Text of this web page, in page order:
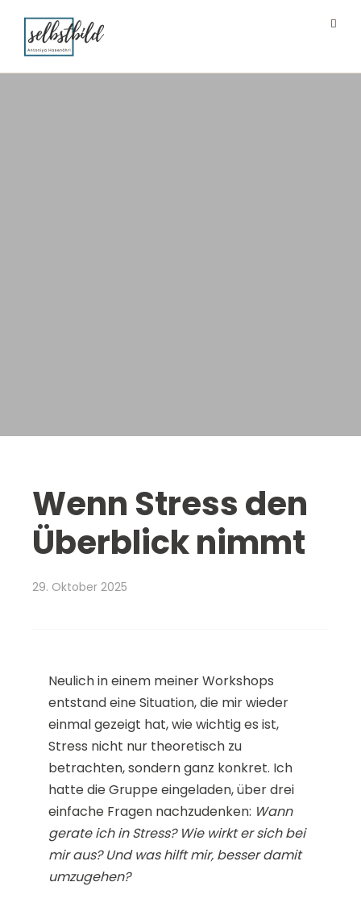
Wenn Stress den
Überblick nimmt
29. Oktober 2025
Neulich in einem meiner Workshops
entstand eine Situation, die mir wieder
einmal gezeigt hat, wie wichtig es ist,
Stress nicht nur theoretisch zu
betrachten, sondern ganz konkret. Ich
hatte die Gruppe eingeladen, über drei
einfache Fragen nachzudenken: Wann
gerate ich in Stress? Wie wirkt er sich bei
mir aus? Und was hilft mir, besser damit
umzugehen?